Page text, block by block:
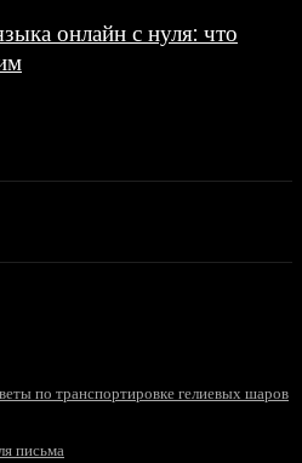
онлайн с нуля: что
по транспортировке гелиевых шаров
письма